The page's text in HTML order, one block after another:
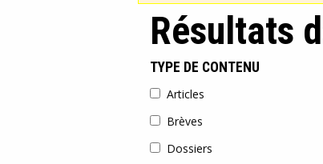
Résultats
TYPE DE CONTENU
Articles
Brèves
Dossiers